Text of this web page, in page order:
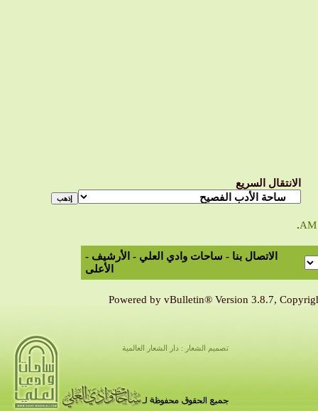
الانتقال السريع
.
الاتصال بنا - ساحات وادي العلي - الأرشيف -
الأعلى
Powered by vBulletin® Version 3.8.7,
تصميم الشعار : دار الشعار العالمية